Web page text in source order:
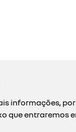
informações,
que entraremos